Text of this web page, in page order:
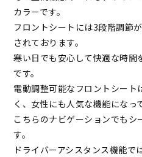
カラーです。
フロントシートには3段階調節
されております。
寒い日でも安心して快適な時間
です。
電動調整可能なフロントシート
く、女性にも人気な機能になっ
こちらのナビゲーションでもシ
す。
ドライバーアシスタンス機能で